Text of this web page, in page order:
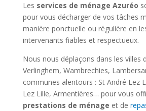
Les services de ménage Azuréo
pour vous décharger de vos tâches
manière ponctuelle ou régulière en
intervenants fiables et respectueux.
Nous nous déplaçons dans les villes
Verlinghem, Wambrechies,
communes alentours : St André Lez
Lez Lille, Armentières… pour vous
prestations de ménage et de